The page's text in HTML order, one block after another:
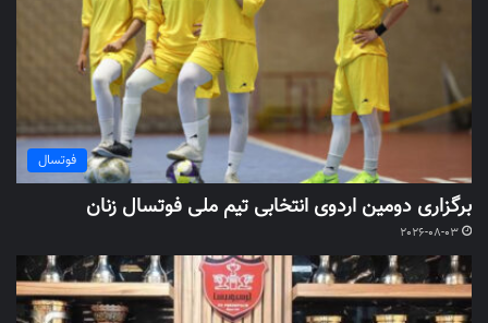
فوتسال
برگزاری دومین اردوی انتخابی تیم ملی فوتسال زنان
2026-08-03